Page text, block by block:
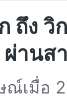
ถึง วิ
านส
เมื่อ